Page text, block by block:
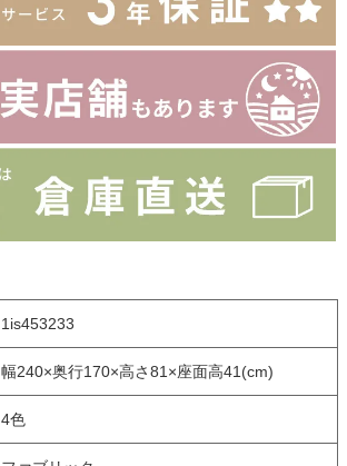
1is453233
幅240×奥行170×高さ81×座面高41(cm)
4色